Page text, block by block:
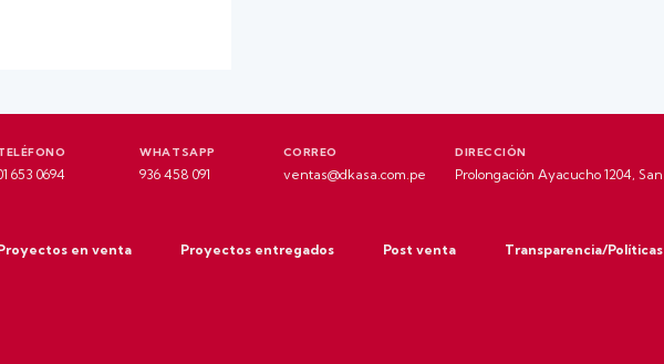
653 0694
WHATSAPP
936 458 091
CORREO
ventas@dkasa.com.pe
DIRECCIÓN
Prolongación Ayacucho 1204,
en venta Proyectos entregados Post venta Transparencia/Políticas